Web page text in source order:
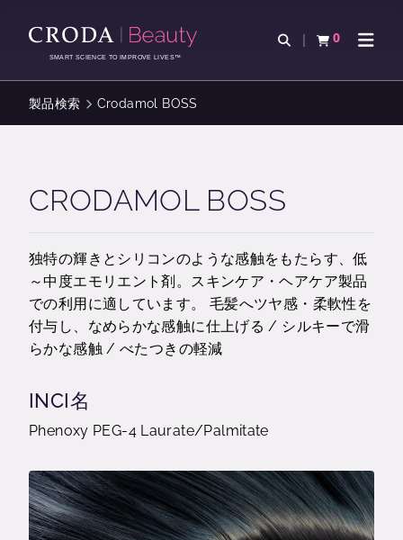
ン
を
ー
ス
SMART SCIENCE TO IMPROVE LIVES™
検索を開く
0
カートを確認す
ナビ
製品検索 Crodamol BOSS
CRODAMOL BOSS
独特の輝きとシリコンのような感触をもたらす、低
～中度エモリエント剤。スキンケア・ヘアケア製品
での利用に適しています。 毛髪へツヤ感・柔軟性を
付与し、なめらかな感触に仕上げる / シルキーで滑
らかな感触 / べたつきの軽減
INCI名
Phenoxy PEG-4 Laurate/Palmitate